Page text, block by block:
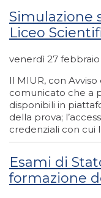
Simulazione
Liceo
venerdì 27 febbraio
Il MIUR, con
comunicato che a
disponibili in
della prova;
credenziali con cui
Esami di
formazione